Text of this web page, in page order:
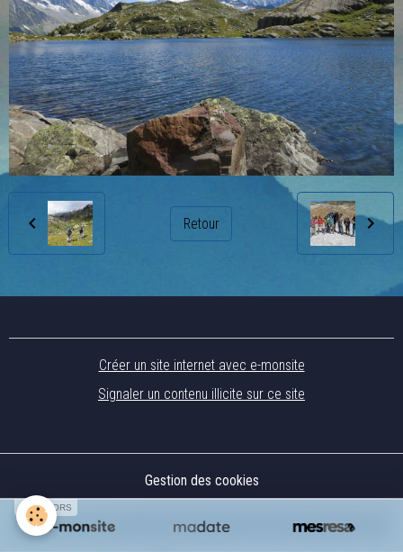
Retour
Créer un site internet avec e-monsite
Signaler un contenu illicite sur ce site
Gestion des cookies
SPONSORS